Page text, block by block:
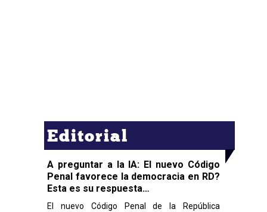
Editorial
A preguntar a la IA: El nuevo Código
Penal favorece la democracia en RD?
Esta es su respuesta…
El nuevo Código Penal de la República